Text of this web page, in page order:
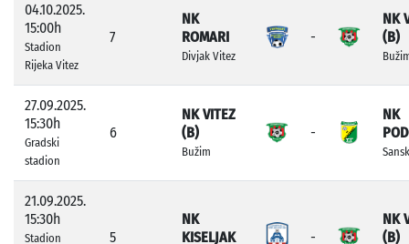
04.10.2025.
15:00h
Stadion
Rijeka Vitez
7
NK
ROMARI
Divjak Vitez
-
NK
(B)
27.09.2025.
15:30h
Gradski
stadion
6
NK VITEZ
(B)
Bužim
-
NK
21.09.2025.
15:30h
Stadion 5
NK
KISELJAK
-
NK
(B)